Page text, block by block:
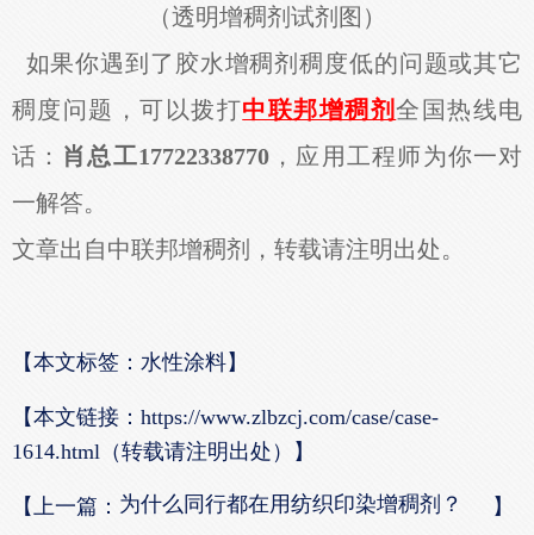
（透明增稠剂试剂图）
如果你遇到了胶水增稠剂稠度低的问题或其它
稠度问题，可以拨打中联邦增稠剂全国热线电
话： 肖总工17722338770，应用工程师为你一对
一解答。
文章出自中联邦增稠剂，转载请注明出处。
【本文标签：水性涂料】
【本文链接： https://www.zlbzcj.com/case/case-
1614.html（转载请注明出处）】
【上一篇： 为什么同行都在用纺织印染增稠剂？ 】